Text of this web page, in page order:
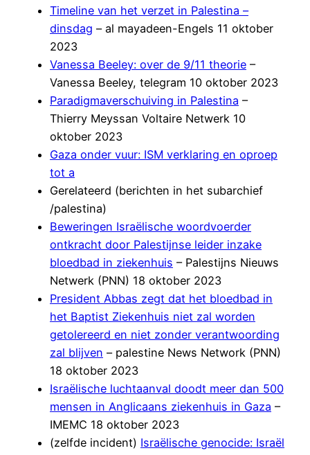
Timeline van het verzet in Palestina –
dinsdag – al mayadeen-Engels 11 oktober
2023
Vanessa Beeley: over de 9/11 theorie –
Vanessa Beeley, telegram 10 oktober 2023
Paradigmaverschuiving in Palestina –
Thierry Meyssan Voltaire Netwerk 10
oktober 2023
Gaza onder vuur: ISM verklaring en oproep
tot a
Gerelateerd (berichten in het subarchief
/palestina)
Beweringen Israëlische woordvoerder
ontkracht door Palestijnse leider inzake
bloedbad in ziekenhuis – Palestijns Nieuws
Netwerk (PNN) 18 oktober 2023
President Abbas zegt dat het bloedbad in
het Baptist Ziekenhuis niet zal worden
getolereerd en niet zonder verantwoording
zal blijven – palestine News Network (PNN)
18 oktober 2023
Israëlische luchtaanval doodt meer dan 500
mensen in Anglicaans ziekenhuis in Gaza –
IMEMC 18 oktober 2023
(zelfde incident) Israëlische genocide: Israël